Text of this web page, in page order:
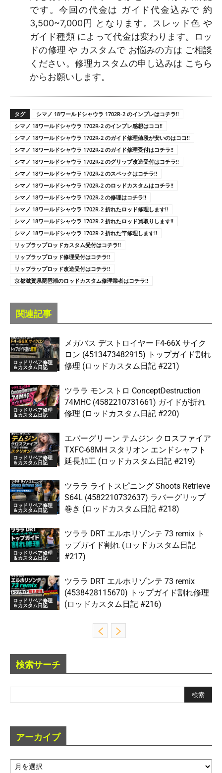
です。今回の代金は ガイド代金込みで 約
3,500~7,000円 となります。スレッド色 や
ガイド種類 によって代金は変わります。ロッ
ドの修理 や カスタムで お悩みの方は ご相談
ください。修理カスタムの申し込みは こちら
からお願いします。
タグ
シマノ 18ワールドシャウラ 1702R-2 のインプレはコチラ!!
シマノ 18ワールドシャウラ 1702R-2 のインプレ感想はココ!!
シマノ 18ワールドシャウラ 1702R-2 のガイド修理値段が安いのはココ!!
シマノ 18ワールドシャウラ 1702R-2 のガイド修理受付はコチラ!!
シマノ 18ワールドシャウラ 1702R-2 のグリップ改造受付はコチラ!!
シマノ 18ワールドシャウラ 1702R-2 のスペックはコチラ!!
シマノ 18ワールドシャウラ 1702R-2 のロッドカスタムはコチラ!!
シマノ 18ワールドシャウラ 1702R-2 の修理はコチラ!!
シマノ 18ワールドシャウラ 1702R-2 折れたロッド修理します!!
シマノ 18ワールドシャウラ 1702R-2 折れたロッド買取りします!!
シマノ 18ワールドシャウラ 1702R-2 折れた竿修理します!!
リップラップロッドカスタム受付はコチラ!!
リップラップロッド修理受付はコチラ!!
リップラップロッド改造受付はコチラ!!
京都滋賀県琵琶湖のロッドカスタム修理業者はコチラ!!
関連記事
ロッドリペア修理
＆カスタム日記
メガバス デストロイヤー F4-66X サイク
ロン (4513473482915) トップガイド割れ
修理 (ロッドカスタム日記 #221)
ロッドリペア修理
＆カスタム日記
ツララ モンストロ ConceptDestruction
74MHC (4582210731661) ガイドが折れ
修理 (ロッドカスタム日記 #220)
ロッドリペア修理
＆カスタム日記
エバーグリーン テムジン クロスファイア
TXFC-68MH スタリオン エンドシャフト
延長加工 (ロッドカスタム日記 #219)
ロッドリペア修理
＆カスタム日記
ツララ ライトスピニング Shoots Retrieve
S64L (4582210732637) ラバーグリップ
巻き (ロッドカスタム日記 #218)
ロッドリペア修理
＆カスタム日記
ツララ DRT エルホリゾンテ 73 remix ト
ップガイド割れ (ロッドカスタム日記
#217)
ロッドリペア修理
＆カスタム日記
ツララ DRT エルホリゾンテ 73 remix
(4538428115670) トップガイド割れ修理
(ロッドカスタム日記 #216)
検索サーチ
アーカイブ
ア
ー